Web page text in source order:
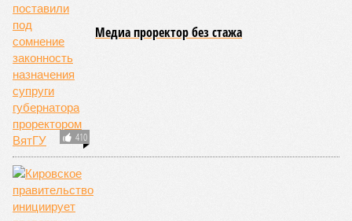
410
Медиа проректор без стажа